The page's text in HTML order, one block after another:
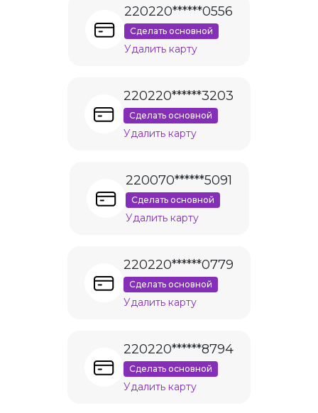
220220******0556
Сделать основной
Удалить карту
220220******3203
Сделать основной
Удалить карту
220070******5091
Сделать основной
Удалить карту
220220******0779
Сделать основной
Удалить карту
220220******8794
Сделать основной
Удалить карту